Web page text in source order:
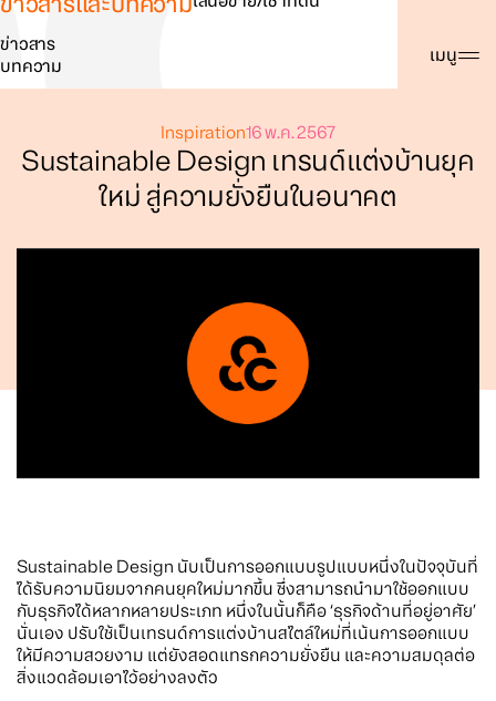
ค้นหา เมนู
ข่าวสาร
บทความ
Inspiration16 พ.ค. 2567
Sustainable Design เทรนด์แต่งบ้านยุค
ใหม่ สู่ความยั่งยืนในอนาคต
Sustainable Design นับเป็นการออกแบบรูปแบบหนึ่งในปัจจุบันที่
ได้รับความนิยมจากคนยุคใหม่มากขึ้น ซึ่งสามารถนำมาใช้ออกแบบ
กับธุรกิจได้หลากหลายประเภท หนึ่งในนั้นก็คือ ‘ธุรกิจด้านที่อยู่อาศัย’
นั่นเอง ปรับใช้เป็นเทรนด์การแต่งบ้านสไตล์ใหม่ที่เน้นการออกแบบ
ให้มีความสวยงาม แต่ยังสอดแทรกความยั่งยืน และความสมดุลต่อ
สิ่งแวดล้อมเอาไว้อย่างลงตัว